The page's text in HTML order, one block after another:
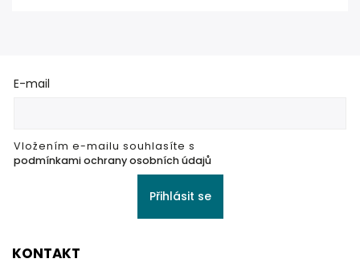
E-mail
Vložením e-mailu souhlasíte s
podmínkami ochrany osobních údajů
Přihlásit se
KONTAKT